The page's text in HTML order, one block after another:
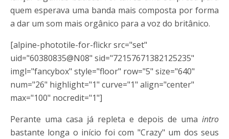
quem esperava uma banda mais composta por forma
a dar um som mais orgânico para a voz do britânico.
[alpine-phototile-for-flickr src="set"
uid="60380835@N08" sid="72157671382125235"
imgl="fancybox" style="floor" row="5" size="640"
num="26" highlight="1" curve="1" align="center"
max="100" nocredit="1"]
Perante uma casa já repleta e depois de uma intro
bastante longa o início foi com "Crazy" um dos seus